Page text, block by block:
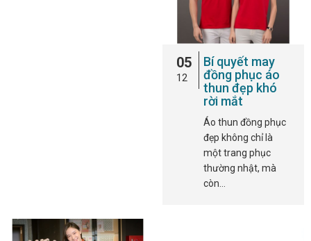
05
12
Bí quyết may
đồng phục áo
thun đẹp khó
rời mắt
Áo thun đồng phục
đẹp không chỉ là
một trang phục
thường nhật, mà
còn…